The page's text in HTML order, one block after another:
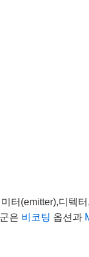
터(emitter),디텍
은 비코팅 옵션과